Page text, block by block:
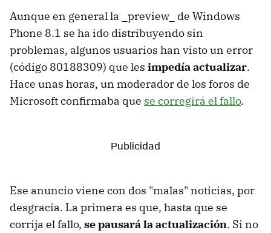
Aunque en general la _preview_ de Windows
Phone 8.1 se ha ido distribuyendo sin
problemas, algunos usuarios han visto un error
(código 80188309) que les impedía actualizar.
Hace unas horas, un moderador de los foros de
Microsoft confirmaba que se corregirá el fallo.
Ese anuncio viene con dos "malas" noticias, por
desgracia. La primera es que, hasta que se
corrija el fallo, se pausará la actualización. Si no